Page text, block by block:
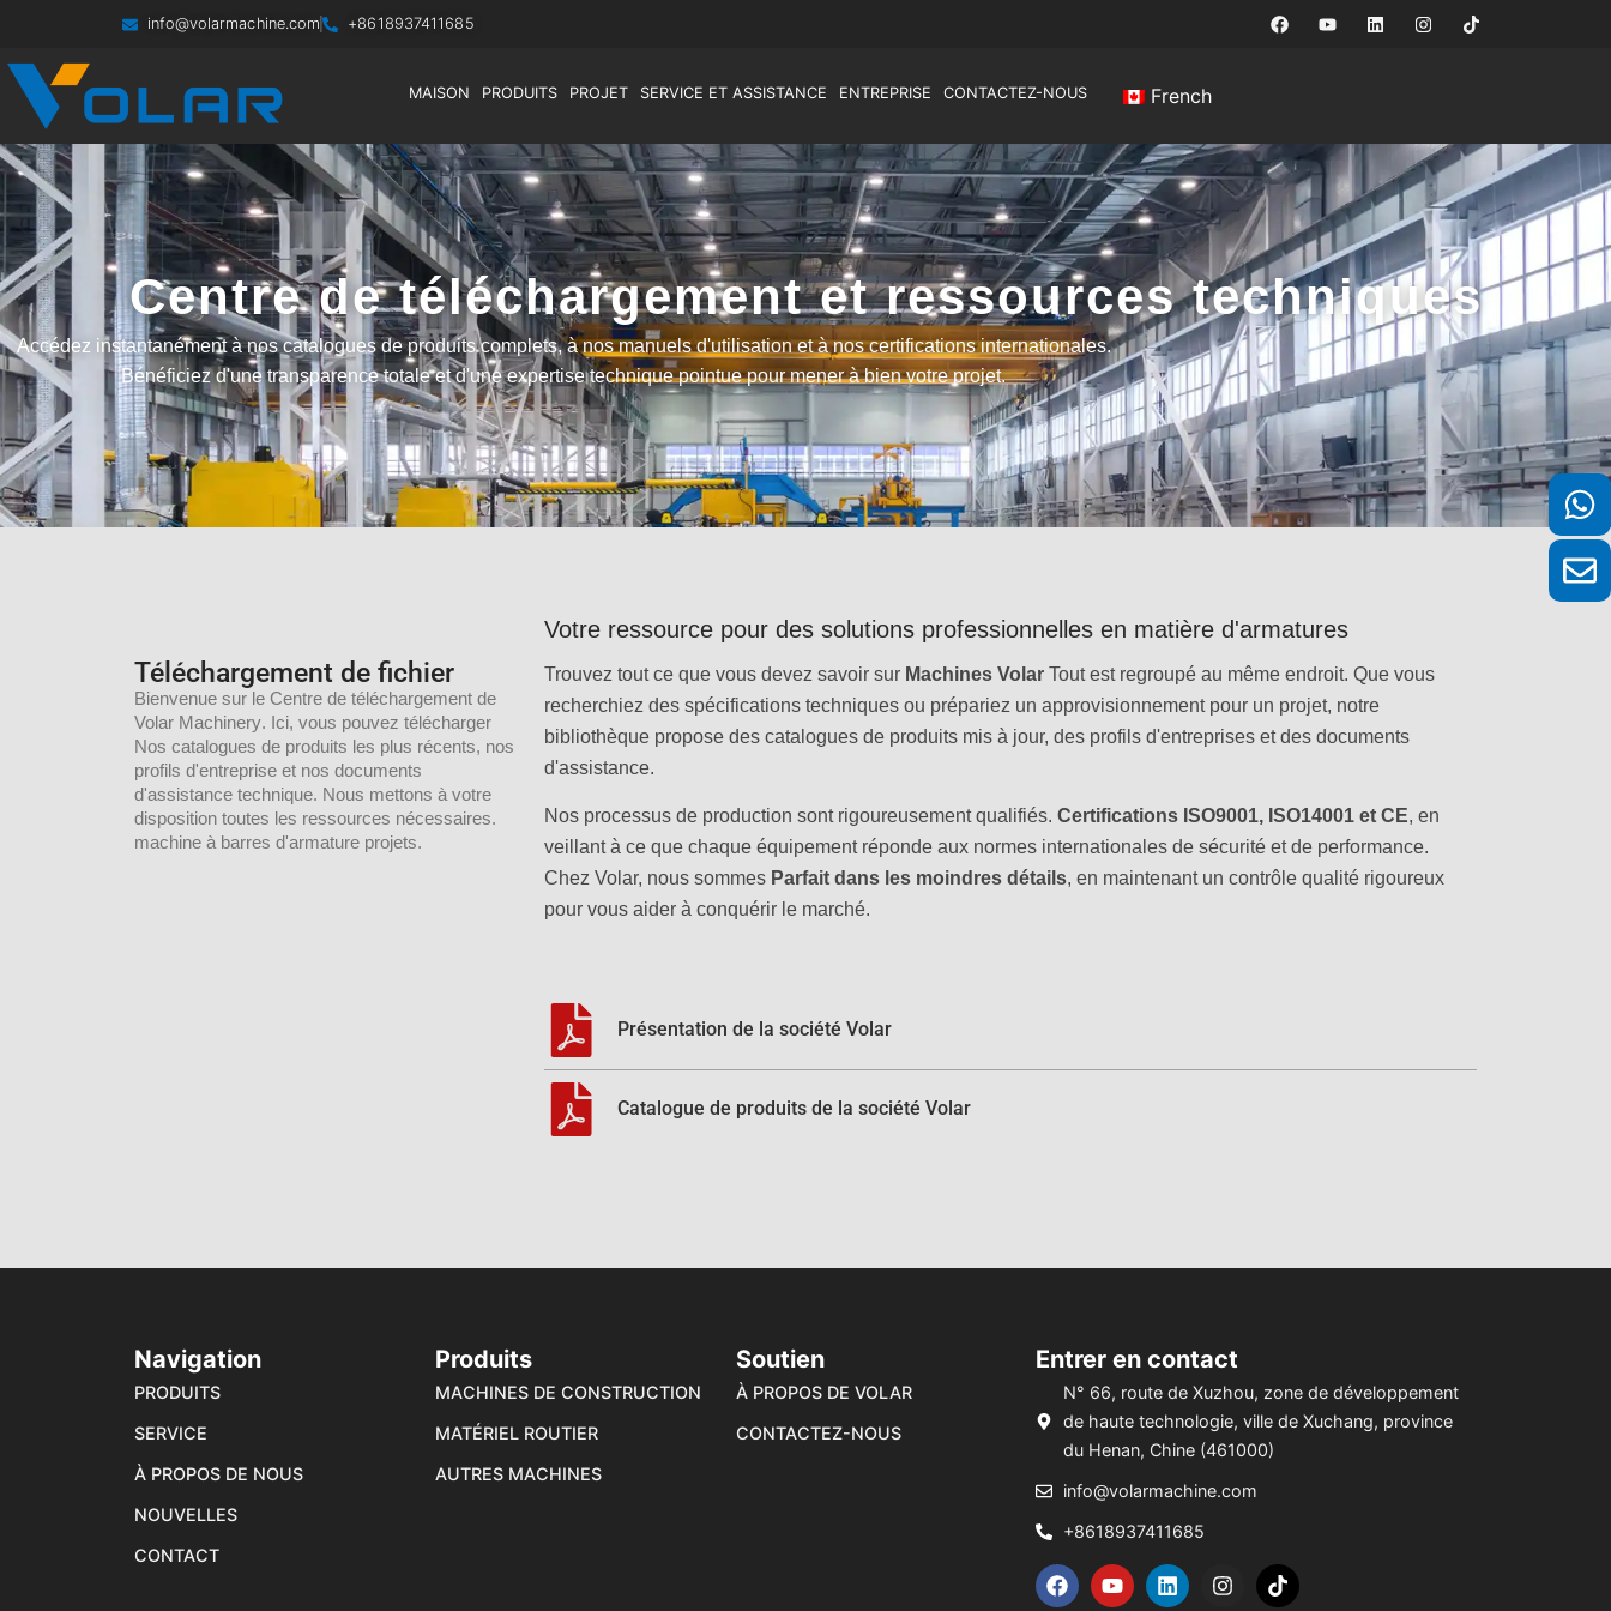
info@volarmachine.com +8618937411685
MAISON PRODUITS PROJET SERVICE ET ASSISTANCE ENTREPRISE CONTACTEZ-NOUS French
Centre de téléchargement et ressources techniques
Accédez instantanément à nos catalogues de produits complets, à nos manuels d'utilisation et à nos certifications internationales.
Bénéficiez d'une transparence totale et d'une expertise technique pointue pour mener à bien votre projet.
Téléchargement de fichier
Bienvenue sur le Centre de téléchargement de
Volar Machinery. Ici, vous pouvez télécharger
Nos catalogues de produits les plus récents, nos
profils d'entreprise et nos documents
d'assistance technique. Nous mettons à votre
disposition toutes les ressources nécessaires.
machine à barres d'armature projets.
Votre ressource pour des solutions professionnelles en matière d'armatures
Trouvez tout ce que vous devez savoir sur Machines Volar Tout est regroupé au même endroit. Que vous
recherchiez des spécifications techniques ou prépariez un approvisionnement pour un projet, notre
bibliothèque propose des catalogues de produits mis à jour, des profils d'entreprises et des documents
d'assistance.
Nos processus de production sont rigoureusement qualifiés. Certifications ISO9001, ISO14001 et CE, en
veillant à ce que chaque équipement réponde aux normes internationales de sécurité et de performance.
Chez Volar, nous sommes Parfait dans les moindres détails, en maintenant un contrôle qualité rigoureux
pour vous aider à conquérir le marché.
Présentation de la société Volar
Catalogue de produits de la société Volar
Navigation
PRODUITS
SERVICE
À PROPOS DE NOUS
NOUVELLES
CONTACT
Produits
MACHINES DE CONSTRUCTION
MATÉRIEL ROUTIER
AUTRES MACHINES
Soutien
À PROPOS DE VOLAR
CONTACTEZ-NOUS
Entrer en contact
N° 66, route de Xuzhou, zone de développement
de haute technologie, ville de Xuchang, province
du Henan, Chine (461000)
info@volarmachine.com
+8618937411685